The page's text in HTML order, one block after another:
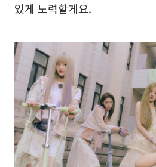
있게 노력할게요.